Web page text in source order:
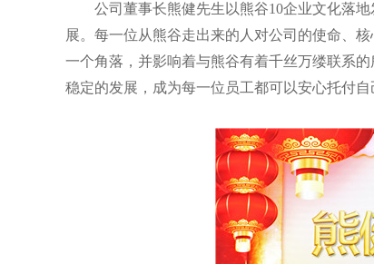
公司董事长熊健先生以熊谷10企业文化落
展。每一位从熊谷走出来的人对公司的使命、
一个角落，并影响着与熊谷有着千丝万缕联系
稳定的发展，成为每一位员工都可以安心托付自